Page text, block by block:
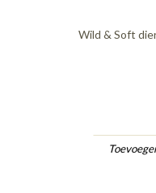
Wild & Soft